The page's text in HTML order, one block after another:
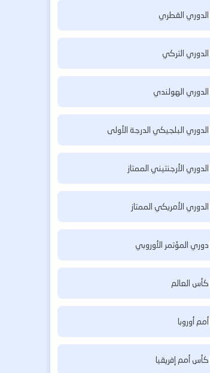
الدوري القطري
الدوري التركي
الدوري الهولندي
الدوري البلجيكي الدرجة الأولى
الدوري الأرجنتيني الممتاز
الدوري الأمريكي الممتاز
دوري المؤتمر الأوروبي
كأس العالم
أمم أوروبا
كأس أمم إفريقيا